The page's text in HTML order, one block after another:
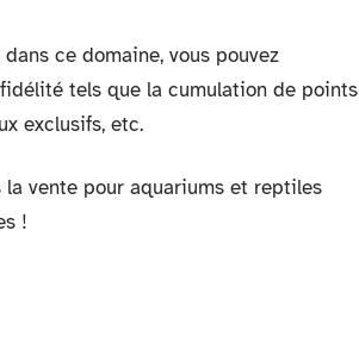
ce domaine, vous pouvez
tels que la cumulation de points
exclusifs, etc.
la vente pour aquariums et reptiles
!